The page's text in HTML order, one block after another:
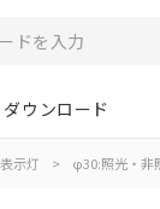
ダウンロード
示灯 > φ30:照光・非